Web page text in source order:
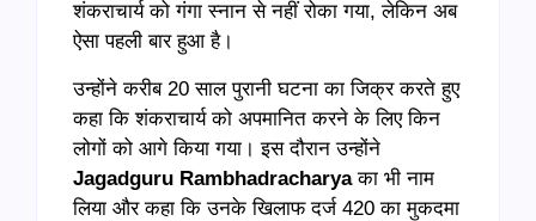
शंकराचार्य को गंगा स्नान से नहीं रोका गया, लेकिन अब
ऐसा पहली बार हुआ है।
उन्होंने करीब 20 साल पुरानी घटना का जिक्र करते हुए
कहा कि शंकराचार्य को अपमानित करने के लिए किन
लोगों को आगे किया गया। इस दौरान उन्होंने
Jagadguru Rambhadracharyaका भी नाम
लिया और कहा कि उनके खिलाफ दर्ज 420 का मुकदमा